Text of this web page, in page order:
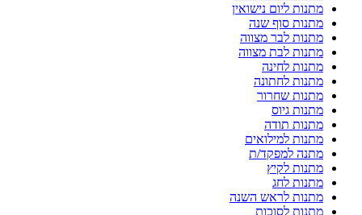
מתנות ליום נישואין
מתנות סוף שנה
מתנות לבר מצווה
מתנות לבת מצווה
מתנות לחינה
מתנות לחתונה
מתנות שחרור
מתנות גיוס
מתנות תודה
מתנות למילואים
מתנה למפקד/ת
מתנות לקיץ
מתנות לחג
מתנות לראש השנה
מתנות לסוכות